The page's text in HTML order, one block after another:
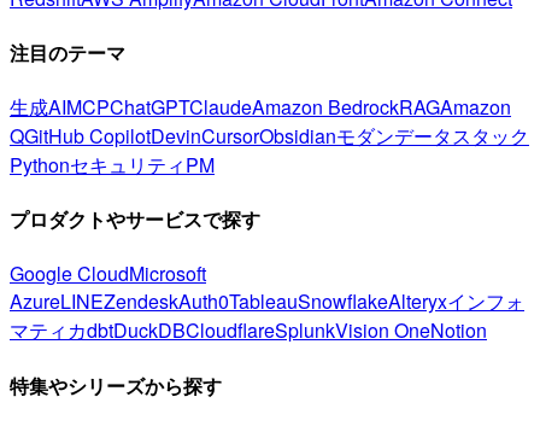
注目のテーマ
生成AIMCPChatGPTClaudeAmazon BedrockRAGAmazon
QGitHub CopilotDevinCursorObsidianモダンデータスタック
PythonセキュリティPM
プロダクトやサービスで探す
Google CloudMicrosoft
AzureLINEZendeskAuth0TableauSnowflakeAlteryxインフォ
マティカdbtDuckDBCloudflareSplunkVision OneNotion
特集やシリーズから探す